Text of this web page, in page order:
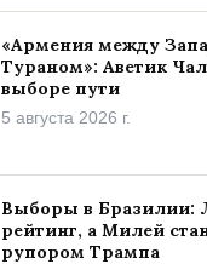
«Армения между
Тураном»: Аветик
выборе пути
5 августа 2026 г.
Выборы в Бразилии:
рейтинг, а Милей
рупором Трампа